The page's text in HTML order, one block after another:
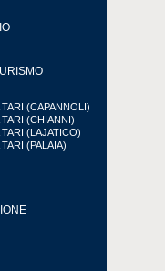
(CAPANNOLI)
(CHIANNI)
(LAJATICO)
(PALAIA)